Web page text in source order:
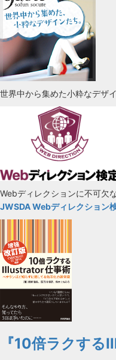
世界中から集めた小粋なデザ
Webディレクションに不可欠
JWSDA Webディレクション
『10倍ラクする